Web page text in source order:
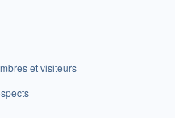
et visiteurs